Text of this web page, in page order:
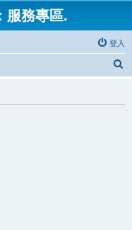
服務專區.
登入